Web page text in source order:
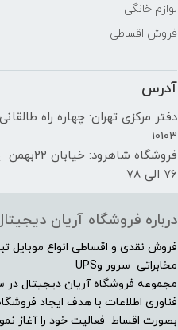
لوازم خانگی
فروش اقساطی
آدرس
دفتر مرکزی تهران: چهاره راه
10103
فروشگاه
76 الی 78
درباره فروشگاه آریان
فروش نقدی و اقساطی انواع موبایل
مخابراتی سرور وUPS
فناوری اطلاعات با هدف ایجاد
بصورت اقساط فعالیت خود را آغاز